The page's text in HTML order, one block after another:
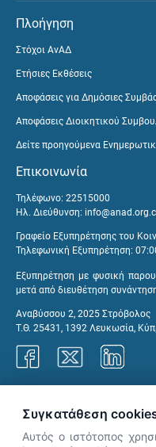
Πλοήγηση
Στόχοι ΑνΑΔ
Ετήσιες Εκθέσεις
Αποφάσεις για Δημόσιες
Αποφάσεις Διοικητικού
Δείτε προηγούμενα
Επικοινωνία
Τηλέφωνο: 22515000
Ηλ. Διεύθυνση:
Γραφείο Εξυπηρέτησης του
Τηλεφωνική Εξυπηρέτηση:
Εξυπηρέτηση με φυσική
μετά από διευθέτηση
Αναβύσσου 2, 2025 Στρόβολος
Τ.Θ. 25431, 1392 Λευκωσία,
Συγκατάθεση
Αυτός ο ιστότοπος